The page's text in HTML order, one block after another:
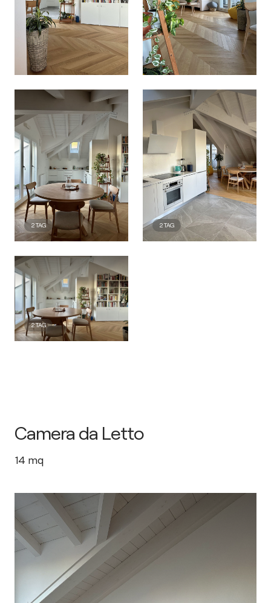
2TAG
2TAG
2TAG
Camera da Letto
14 mq